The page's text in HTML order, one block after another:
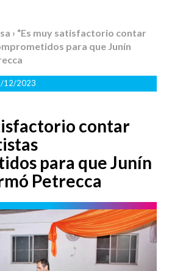
› “Es muy satisfactorio contar
para que Junín
12/2023
contar
para que Junín
Petrecca